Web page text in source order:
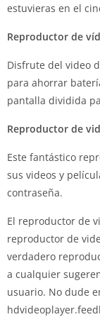
estuvieras en el
Reproductor de
Disfrute del video
para ahorrar
pantalla dividida
Reproductor de
Este fantástico
sus videos y
contraseña.
El reproductor de
reproductor de
verdadero
a cualquier
usuario. No dude